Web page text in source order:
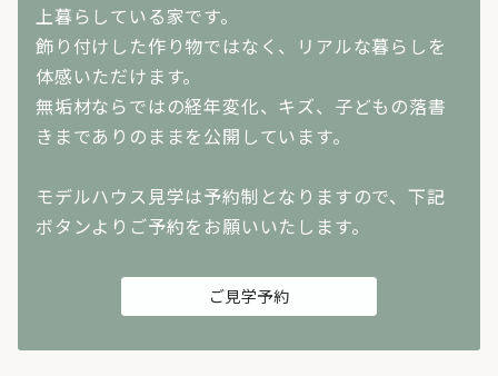
上暮らしている家です。
飾り付けした作り物ではなく、リアルな暮らしを
体感いただけます。
無垢材ならではの経年変化、キズ、子どもの落書
きまでありのままを公開しています。
モデルハウス見学は予約制となりますので、下記
ボタンよりご予約をお願いいたします。
ご見学予約